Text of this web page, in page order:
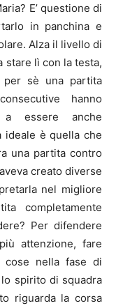
E’ questione di
in panchina e
Alza il livello di
stare lì con la testa,
sè una partita
hanno
essere anche
ideale è quella che
una partita contro
creato diverse
nel migliore
completamente
Per difendere
attenzione, fare
cose nella fase di
spirito di squadra
riguarda la corsa